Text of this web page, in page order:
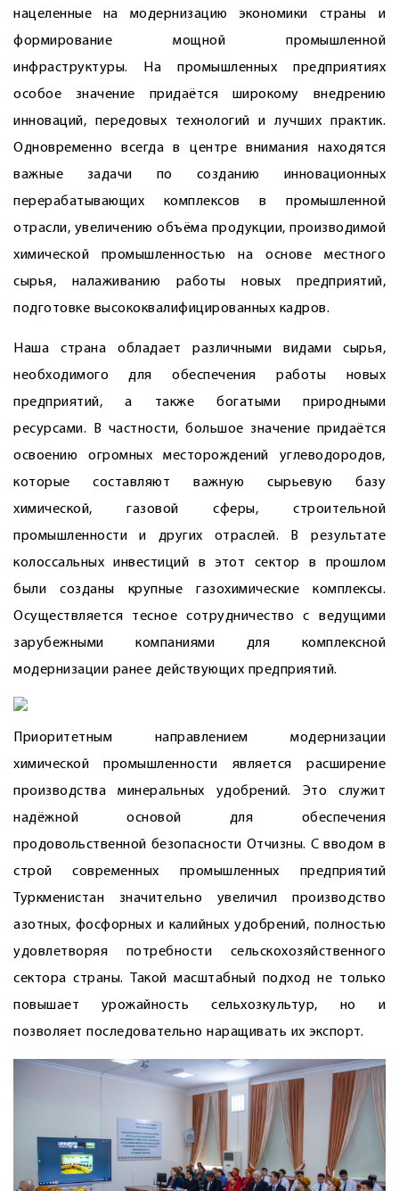
нацеленные на модернизацию экономики страны и
формирование мощной промышленной
инфраструктуры. На промышленных предприятиях
особое значение придаётся широкому внедрению
инноваций, передовых технологий и лучших практик.
Одновременно всегда в центре внимания находятся
важные задачи по созданию инновационных
перерабатывающих комплексов в промышленной
отрасли, увеличению объёма продукции, производимой
химической промышленностью на основе местного
сырья, налаживанию работы новых предприятий,
подготовке высококвалифицированных кадров.
Наша страна обладает различными видами сырья,
необходимого для обеспечения работы новых
предприятий, а также богатыми природными
ресурсами. В частности, большое значение придаётся
освоению огромных месторождений углеводородов,
которые составляют важную сырьевую базу
химической, газовой сферы, строительной
промышленности и других отраслей. В результате
колоссальных инвестиций в этот сектор в прошлом
были созданы крупные газохимические комплексы.
Осуществляется тесное сотрудничество с ведущими
зарубежными компаниями для комплексной
модернизации ранее действующих предприятий.
Приоритетным направлением модернизации
химической промышленности является расширение
производства минеральных удобрений. Это служит
надёжной основой для обеспечения
продовольственной безопасности Отчизны. С вводом в
строй современных промышленных предприятий
Туркменистан значительно увеличил производство
азотных, фосфорных и калийных удобрений, полностью
удовлетворяя потребности сельскохозяйственного
сектора страны. Такой масштабный подход не только
повышает урожайность сельхозкультур, но и
позволяет последовательно наращивать их экспорт.